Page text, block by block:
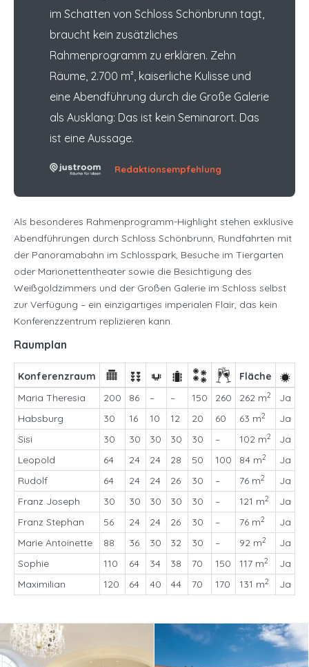
im Schatten von Schloss Schönbrunn tagt,
braucht kein zusätzliches
Rahmenprogramm zu erklären. Zehn
Räume, 2.700 m², kaiserliche Kulisse und
eine Abendführung durch die Große Galerie
als Ausklang: Das ist kein Seminarort. Das
ist eine Aussage.
Redaktionsempfehlung
Als besonderes Rahmenprogramm-Highlight stehen exklusive
Abendführungen durch Schloss Schönbrunn, Rundfahrten mit
der Panoramabahn im Schlosspark, Besuche im Tiergarten
oder Marionettentheater sowie die Besichtigung des
Weißgoldzimmers und der Großen Galerie im Schloss selbst
zur Verfügung – ein einzigartiges imperialen Flair, das kein
Konferenzzentrum replizieren kann.
Raumplan
Konferenzraum
Fläche
Maria Theresia
200 86 – – 150 260 262 m2
Ja
Habsburg
30 16 10 12 20 60 63 m2
Ja
Sisi
30 30 30 30 30 – 102 m2
Ja
Leopold
64 24 24 28 50 100 84 m2
Ja
Rudolf
64 24 24 26 30 – 76 m2
Ja
Franz Joseph
30 30 30 30 30 – 121 m2
Ja
Franz Stephan
56 24 24 26 30 – 76 m2
Ja
Marie Antoinette
88 36 30 32 30 – 92 m2
Ja
Sophie
110 64 34 38 70 150 117 m2
Ja
Maximilian
120 64 40 44 70 170 131 m2 Ja